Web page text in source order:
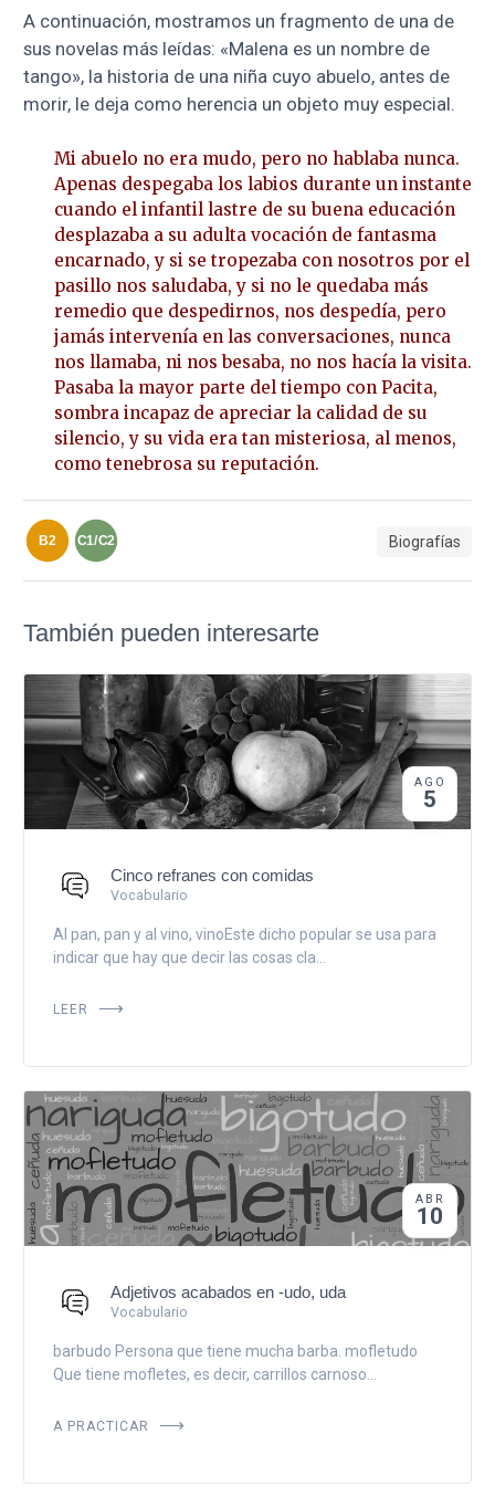
A continuación, mostramos un fragmento de una de
sus novelas más leídas: «Malena es un nombre de
tango», la historia de una niña cuyo abuelo, antes de
morir, le deja como herencia un objeto muy especial.
Mi abuelo no era mudo, pero no hablaba nunca.
Apenas despegaba los labios durante un instante
cuando el infantil lastre de su buena educación
desplazaba a su adulta vocación de fantasma
encarnado, y si se tropezaba con nosotros por el
pasillo nos saludaba, y si no le quedaba más
remedio que despedirnos, nos despedía, pero
jamás intervenía en las conversaciones, nunca
nos llamaba, ni nos besaba, no nos hacía la visita.
Pasaba la mayor parte del tiempo con Pacita,
sombra incapaz de apreciar la calidad de su
silencio, y su vida era tan misteriosa, al menos,
como tenebrosa su reputación.
B2 C1/C2 Biografías
También pueden interesarte
AGO
5
Cinco refranes con comidas
Vocabulario
Al pan, pan y al vino, vinoEste dicho popular se usa para
indicar que hay que decir las cosas cla...
LEER
ABR
10
Adjetivos acabados en -udo, uda
Vocabulario
barbudo Persona que tiene mucha barba. mofletudo
Que tiene mofletes, es decir, carrillos carnoso...
A PRACTICAR